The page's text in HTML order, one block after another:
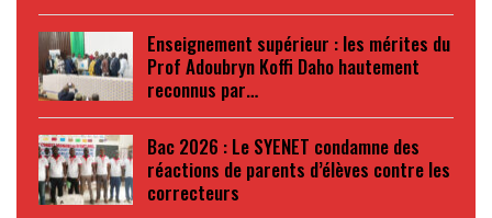
Enseignement supérieur : les mérites du
Prof Adoubryn Koffi Daho hautement
reconnus par…
Bac 2026 : Le SYENET condamne des
réactions de parents d’élèves contre les
correcteurs